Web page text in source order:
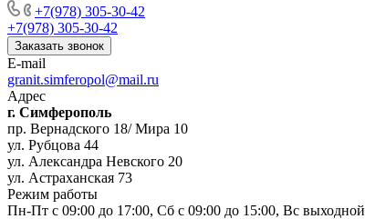
+7(978) 305-30-42
+7(978) 305-30-42
Заказать звонок
E-mail
granit.simferopol@mail.ru
Адрес
г. Симферополь
пр. Вернадского 18/ Мира 10
ул. Рубцова 44
ул. Александра Невского 20
ул. Астраханская 73
Режим работы
Пн-Пт с 09:00 до 17:00, Сб с 09:00 до 15:00, Вс выходной